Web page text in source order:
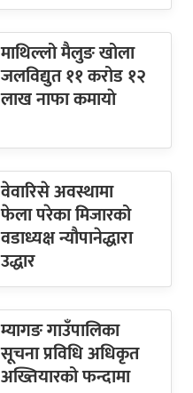
माथिल्लो मैलुङ खोला
जलविद्युत ११ करोड १२
लाख नाफा कमायाे
वेवारिसे अवस्थामा
फेला परेका मिजारको
वडाध्यक्ष न्यौपानेद्धारा
उद्धार
म्यागङ गाउँपालिका
सूचना प्रविधि अधिकृत
अख्तियारको फन्दामा